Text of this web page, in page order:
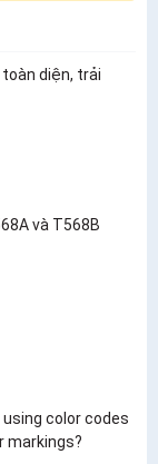
toàn diện, trải
và T568B
color codes
markings?